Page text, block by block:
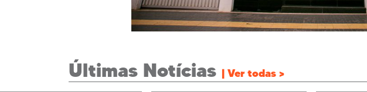
Últimas Notícias | Ver todas >